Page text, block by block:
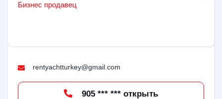
Бизнес продавец
rentyachtturkey@gmail.com
905 *** *** открыть